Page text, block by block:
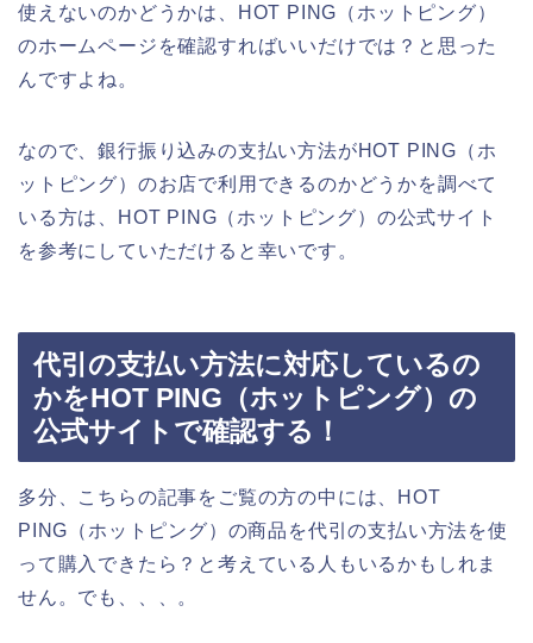
使えないのかどうかは、HOT PING（ホットピング）
のホームページを確認すればいいだけでは？と思った
んですよね。
なので、銀行振り込みの支払い方法がHOT PING（ホ
ットピング）のお店で利用できるのかどうかを調べて
いる方は、HOT PING（ホットピング）の公式サイト
を参考にしていただけると幸いです。
代引の支払い方法に対応しているの
かをHOT PING（ホットピング）の
公式サイトで確認する！
多分、こちらの記事をご覧の方の中には、HOT
PING（ホットピング）の商品を代引の支払い方法を使
って購入できたら？と考えている人もいるかもしれま
せん。でも、、、。